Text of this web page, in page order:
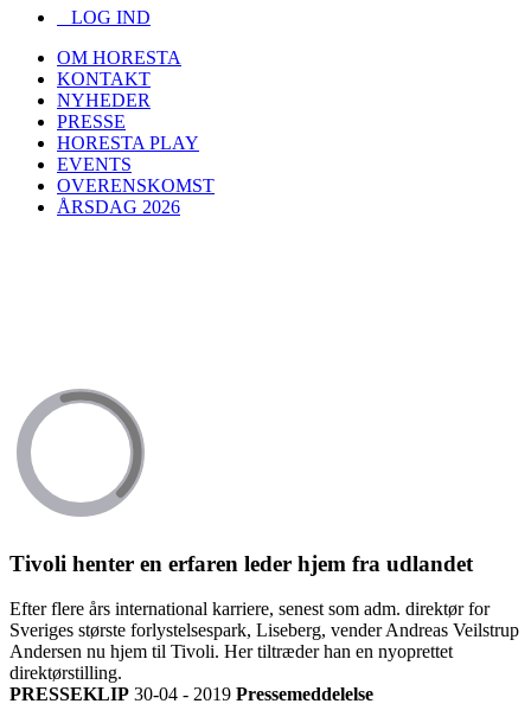
LOG IND
OM HORESTA
KONTAKT
NYHEDER
PRESSE
HORESTA PLAY
EVENTS
OVERENSKOMST
ÅRSDAG 2026
Tivoli henter en erfaren leder hjem fra udlandet
Efter flere års international karriere, senest som adm. direktør for
Sveriges største forlystelsespark, Liseberg, vender Andreas Veilstrup
Andersen nu hjem til Tivoli. Her tiltræder han en nyoprettet
direktørstilling.
PRESSEKLIP 30-04 - 2019 Pressemeddelelse